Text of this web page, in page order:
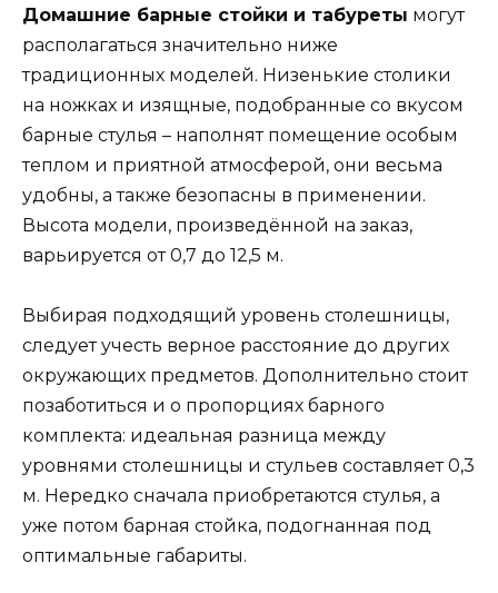
Домашние барные стойки и табуреты могут
располагаться значительно ниже
традиционных моделей. Низенькие столики
на ножках и изящные, подобранные со вкусом
барные стулья – наполнят помещение особым
теплом и приятной атмосферой, они весьма
удобны, а также безопасны в применении.
Высота модели, произведённой на заказ,
варьируется от 0,7 до 12,5 м.
Выбирая подходящий уровень столешницы,
следует учесть верное расстояние до других
окружающих предметов. Дополнительно стоит
позаботиться и о пропорциях барного
комплекта: идеальная разница между
уровнями столешницы и стульев составляет 0,3
м. Нередко сначала приобретаются стулья, а
уже потом барная стойка, подогнанная под
оптимальные габариты.